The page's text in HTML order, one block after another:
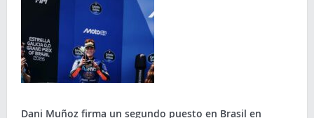
Dani Muñoz firma un segundo puesto en Brasil en